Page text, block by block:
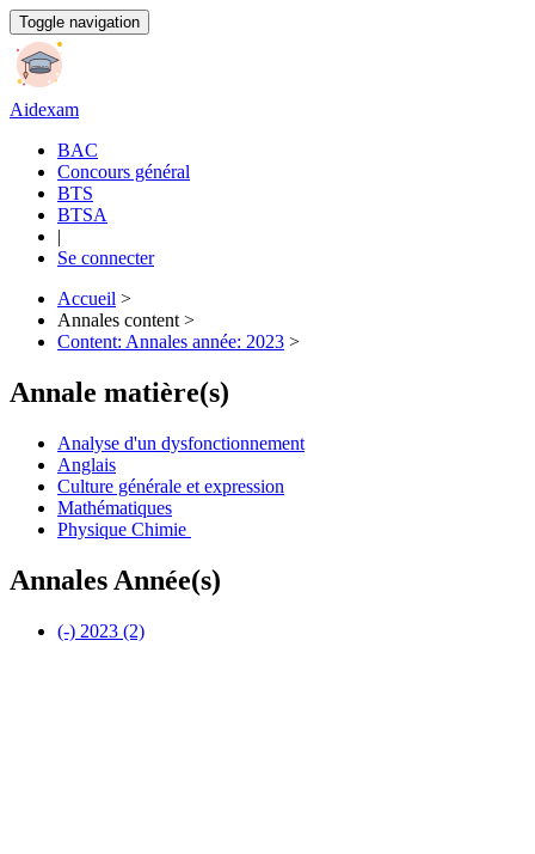
Aller
au
contenu
principal
Toggle navigation
Aidexam
Navigation
principale
BAC
Concours général
BTS
BTSA
|
Se connecter
Fil
d'Ariane
Accueil >
Annales content >
Content: Annales année: 2023 >
Annale matière(s)
Analyse d'un dysfonctionnement
Anglais
Culture générale et expression
Mathématiques
Physique Chimie
Annales Année(s)
(-) 2023 (2)